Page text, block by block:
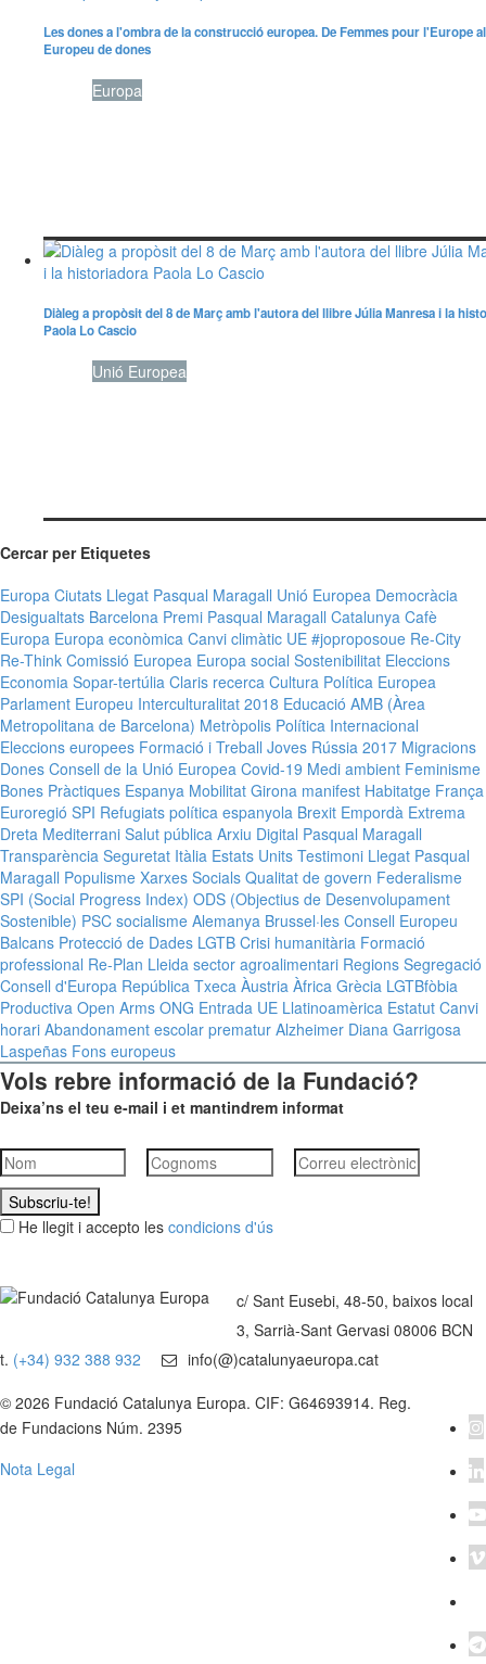
Les dones a l'ombra de la construcció europea. De Femmes pour l'Europe
Europeu de dones
Europa
Diàleg a propòsit del 8 de Març amb l'autora del llibre Júlia Manresa i la
Paola Lo Cascio
Unió Europea
Cercar per Etiquetes
Europa Ciutats Llegat Pasqual Maragall Unió Europea Democràcia
Desigualtats Barcelona Premi Pasqual Maragall Catalunya Cafè
Europa Europa econòmica Canvi climàtic UE #joproposoue Re-City
Re-Think Comissió Europea Europa social Sostenibilitat Eleccions
Economia Sopar-tertúlia Claris recerca Cultura Política Europea
Parlament Europeu Interculturalitat 2018 Educació AMB (Àrea
Metropolitana de Barcelona) Metròpolis Política Internacional
Eleccions europees Formació i Treball Joves Rússia 2017 Migracions
Dones Consell de la Unió Europea Covid-19 Medi ambient Feminisme
Bones Pràctiques Espanya Mobilitat Girona manifest Habitatge França
Euroregió SPI Refugiats política espanyola Brexit Empordà Extrema
Dreta Mediterrani Salut pública Arxiu Digital Pasqual Maragall
Transparència Seguretat Itàlia Estats Units Testimoni Llegat Pasqual
Maragall Populisme Xarxes Socials Qualitat de govern Federalisme
SPI (Social Progress Index) ODS (Objectius de Desenvolupament
Sostenible) PSC socialisme Alemanya Brussel·les Consell Europeu
Balcans Protecció de Dades LGTB Crisi humanitària Formació
professional Re-Plan Lleida sector agroalimentari Regions Segregació
Consell d'Europa República Txeca Àustria Àfrica Grècia LGTBfòbia
Productiva Open Arms ONG Entrada UE Llatinoamèrica Estatut Canvi
horari Abandonament escolar prematur Alzheimer Diana Garrigosa
Laspeñas Fons europeus
Vols rebre informació de la Fundació?
Deixa’ns el teu e-mail i et mantindrem informat
Subscriu-te!
He llegit i accepto les condicions d'ús
c/ Sant Eusebi, 48-50, baixos local
3, Sarrià-Sant Gervasi 08006 BCN
t. (+34) 932 388 932
info(@)catalunyaeuropa.cat
© 2026 Fundació Catalunya Europa. CIF: G64693914. Reg.
de Fundacions Núm. 2395
Nota Legal